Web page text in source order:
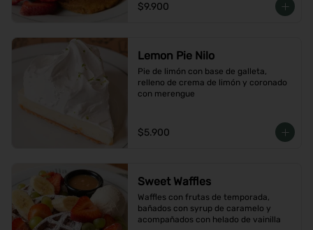
$9.900
Lemon Pie Nilo
Pie de limón con base de galleta,
relleno de crema de limón y coronado
con merengue
$5.900
Sweet Waffles
Waffles con frutas de temporada,
bañados con syrup de caramelo y
acompañados con helado de vainilla